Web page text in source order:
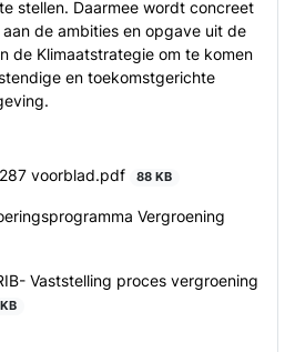
stellen. Daarmee wordt concreet
de ambities en opgave uit de
de Klimaatstrategie om te komen
en toekomstgerichte
voorblad.pdf
88 KB
Vergroening
Vaststelling proces vergroening